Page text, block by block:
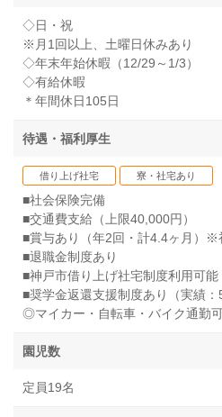
◇日・祝
※月1回以上、土曜日休みあり
◇年末年始休暇（12/29～1/3）
◇有給休暇
＊年間休日105日
待遇・福利厚生
借り上げ社宅 寮・社宅あり
■社会保険完備
■交通費支給（上限40,000円）
■賞与あり（年2回・計4.4ヶ月）※
■退職金制度あり
■神戸市借り上げ社宅制度利用可能
■奨学金返還支援制度あり（実績：
◎マイカー・自転車・バイク通勤可
園児数
定員19名